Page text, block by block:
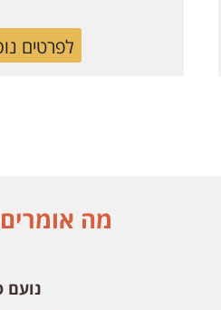
לפרטים
מה אומרים
נועם